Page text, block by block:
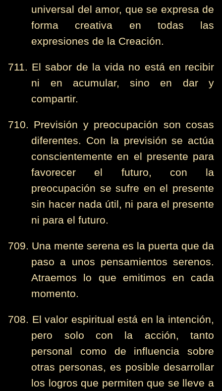
universal del amor, que se expresa de
forma creativa en todas las
expresiones de la Creación.
711. El sabor de la vida no está en recibir
ni en acumular, sino en dar y
compartir.
710. Previsión y preocupación son cosas
diferentes. Con la previsión se actúa
conscientemente en el presente para
favorecer el futuro, con la
preocupación se sufre en el presente
sin hacer nada útil, ni para el presente
ni para el futuro.
709. Una mente serena es la puerta que da
paso a unos pensamientos serenos.
Atraemos lo que emitimos en cada
momento.
708. El valor espiritual está en la intención,
pero solo con la acción, tanto
personal como de influencia sobre
otras personas, es posible desarrollar
los logros que permiten que se lleve a